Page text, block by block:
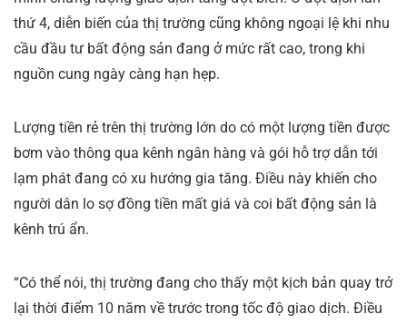
thứ 4, diễn biến của thị trường cũng không ngoại lệ khi nhu
cầu đầu tư bất động sản đang ở mức rất cao, trong khi
nguồn cung ngày càng hạn hẹp.
Lượng tiền rẻ trên thị trường lớn do có một lượng tiền được
bơm vào thông qua kênh ngân hàng và gói hỗ trợ dẫn tới
lạm phát đang có xu hướng gia tăng. Điều này khiến cho
người dân lo sợ đồng tiền mất giá và coi bất động sản là
kênh trú ẩn.
“Có thể nói, thị trường đang cho thấy một kịch bản quay trở
lại thời điểm 10 năm về trước trong tốc độ giao dịch. Điều